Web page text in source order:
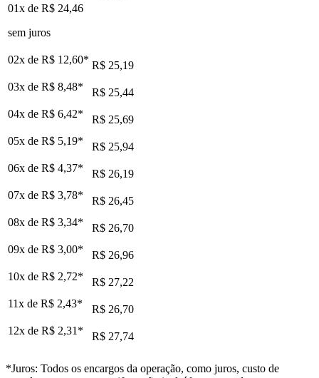
01x de R$ 24,46
sem juros
02x de R$ 12,60* R$ 25,19
03x de R$ 8,48*
R$ 25,44
04x de R$ 6,42*
R$ 25,69
05x de R$ 5,19*
R$ 25,94
06x de R$ 4,37*
R$ 26,19
07x de R$ 3,78*
R$ 26,45
08x de R$ 3,34*
R$ 26,70
09x de R$ 3,00*
R$ 26,96
10x de R$ 2,72*
R$ 27,22
11x de R$ 2,43*
R$ 26,70
12x de R$ 2,31* R$ 27,74
*Juros: Todos os encargos da operação, como juros, custo de